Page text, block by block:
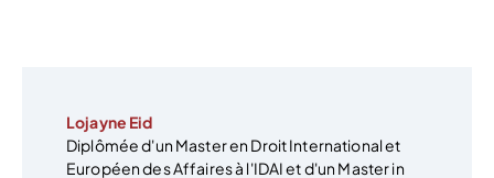
Lojayne Eid
Diplômée d'un Master en Droit International et
Européen des Affaires à l'IDAI et d'un Master in